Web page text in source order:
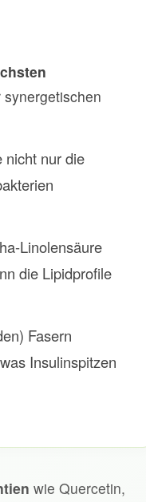
nicht nur die
Linolensäure
die Lipidprofile
Fasern
Insulinspitzen
wie Quercetin,